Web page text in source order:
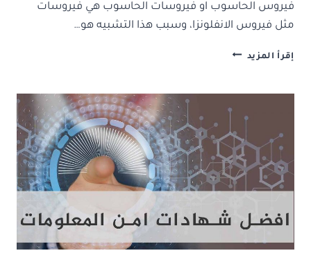
فيروس الحاسوب او فيروسات الحاسوب هي فيروسات
مثل فيروس الانفلونزا، وسبب هذا التشبيه هو…
إقرأ المزيد فيروس
انواعه،
طرق
انتقاله
وأكثر!